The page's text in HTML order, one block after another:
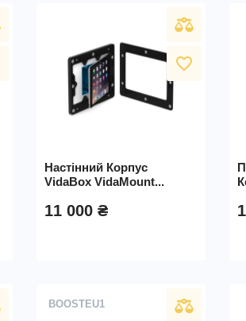
favorite_border
Настінний Корпус
VidaBox VidaMount...
11 000 ₴
BOOSTEU1